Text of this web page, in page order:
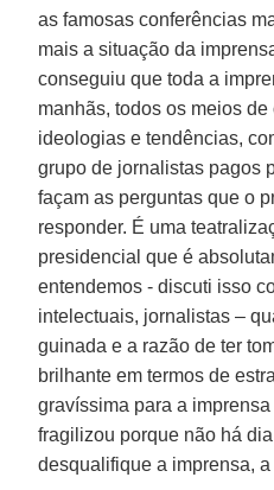
as famosas conferências
mais a situação da
conseguiu que toda a
manhãs, todos os meios
ideologias e tendências,
grupo de jornalistas pagos
façam as perguntas que o
responder. É uma
presidencial que é
entendemos - discuti isso
intelectuais, jornalistas –
guinada e a razão de ter
brilhante em termos de
gravíssima para a
fragilizou porque não há
desqualifique a imprensa,